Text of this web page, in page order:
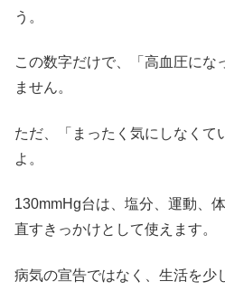
う。
この数字だけで、「高血圧にな
ません。
ただ、「まったく気にしなくて
よ。
130mmHg台は、塩分、運動、
直すきっかけとして使えます。
病気の宣告ではなく、生活を少